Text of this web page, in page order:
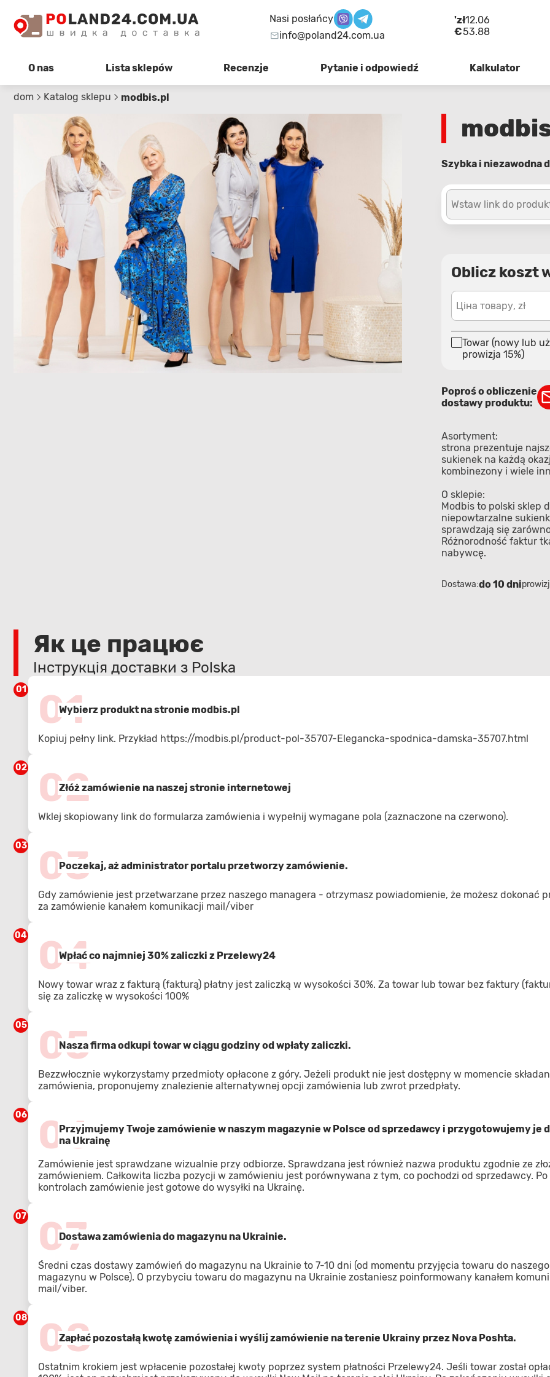
Nasi posłańcy
info@poland24.com.ua
'zł12.06
€53.88
O nas Lista sklepów Recenzje Pytanie i odpowiedź Kalkulator
dom Katalog sklepu modbis.pl
Szybka i niezawodna
Wstaw link do
Oblicz koszt
Ціна товару, zł
Towar (nowy lub
prowizja 15%)
Poproś o obliczenie
dostawy produktu:
Asortyment:
strona prezentuje
sukienek na każdą
kombinezony i wiele
O sklepie:
Modbis to polski sklep
niepowtarzalne
sprawdzają się
Różnorodność faktur
nabywcę.
Dostawa:do 10 dni
Як це працює
Інструкція доставки з Polska
01 01
Wybierz produkt na stronie modbis.pl
Kopiuj pełny link. Przykład https://modbis.pl/product-pol-35707-Elegancka-spodnica-damska-35707.html
02 02
Złóż zamówienie na naszej stronie internetowej
Wklej skopiowany link do formularza zamówienia i wypełnij wymagane pola (zaznaczone na czerwono).
03 03
Poczekaj, aż administrator portalu przetworzy zamówienie.
Gdy zamówienie jest przetwarzane przez naszego managera - otrzymasz powiadomienie, że możesz dokonać
za zamówienie kanałem komunikacji mail/viber
04 04
Wpłać co najmniej 30% zaliczki z Przelewy24
Nowy towar wraz z fakturą (fakturą) płatny jest zaliczką w wysokości 30%. Za towar lub towar bez faktury
się za zaliczkę w wysokości 100%
05 05
Nasza firma odkupi towar w ciągu godziny od wpłaty zaliczki.
Bezzwłocznie wykorzystamy przedmioty opłacone z góry. Jeżeli produkt nie jest dostępny w momencie
zamówienia, proponujemy znalezienie alternatywnej opcji zamówienia lub zwrot przedpłaty.
06 06
Przyjmujemy Twoje zamówienie w naszym magazynie w Polsce od sprzedawcy i przygotowujemy je
na Ukrainę
Zamówienie jest sprawdzane wizualnie przy odbiorze. Sprawdzana jest również nazwa produktu zgodnie ze
zamówieniem. Całkowita liczba pozycji w zamówieniu jest porównywana z tym, co pochodzi od sprzedawcy.
kontrolach zamówienie jest gotowe do wysyłki na Ukrainę.
07 07
Dostawa zamówienia do magazynu na Ukrainie.
Średni czas dostawy zamówień do magazynu na Ukrainie to 7-10 dni (od momentu przyjęcia towaru do naszego
magazynu w Polsce). O przybyciu towaru do magazynu na Ukrainie zostaniesz poinformowany kanałem
mail/viber.
08 08
Zapłać pozostałą kwotę zamówienia i wyślij zamówienie na terenie Ukrainy przez Nova Poshta.
Ostatnim krokiem jest wpłacenie pozostałej kwoty poprzez system płatności Przelewy24. Jeśli towar został